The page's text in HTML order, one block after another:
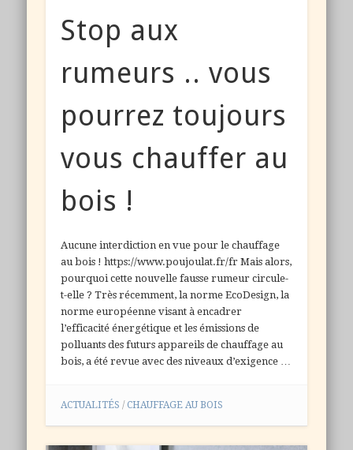
Stop aux
rumeurs .. vous
pourrez toujours
vous chauffer au
bois !
Aucune interdiction en vue pour le chauffage
au bois ! https://www.poujoulat.fr/fr Mais alors,
pourquoi cette nouvelle fausse rumeur circule-
t-elle ? Très récemment, la norme EcoDesign, la
norme européenne visant à encadrer
l’efficacité énergétique et les émissions de
polluants des futurs appareils de chauffage au
bois, a été revue avec des niveaux d’exigence …
ACTUALITÉS / CHAUFFAGE AU BOIS